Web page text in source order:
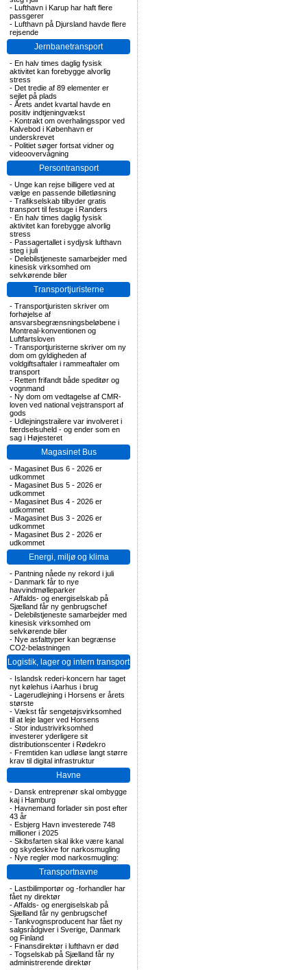
- Lufthavn i Karup har haft flere
passgerer
- Lufthavn på Djursland havde flere
rejsende
Jernbanetransport
- En halv times daglig fysisk
aktivitet kan forebygge alvorlig
stress
- Det tredie af 89 elementer er
sejlet på plads
- Årets andet kvartal havde en
positiv indtjeningvækst
- Kontrakt om overhalingsspor ved
Kalvebod i København er
underskrevet
- Politiet søger fortsat vidner og
videoovervågning
Persontransport
- Unge kan rejse billigere ved at
vælge en passende billetløsning
- Trafikselskab tilbyder gratis
transport til festuge i Randers
- En halv times daglig fysisk
aktivitet kan forebygge alvorlig
stress
- Passagertallet i sydjysk lufthavn
steg i juli
- Delebilstjeneste samarbejder med
kinesisk virksomhed om
selvkørende biler
Transportjuristerne
- Transportjuristen skriver om
forhøjelse af
ansvarsbegrænsningsbeløbene i
Montreal-konventionen og
Luftfartsloven
- Transportjuristerne skriver om ny
dom om gyldigheden af
voldgiftsaftaler i rammeaftaler om
transport
- Retten frifandt både speditør og
vognmand
- Ny dom om vedtagelse af CMR-
loven ved national vejstransport af
gods
- Udlejningstrailere var involveret i
færdselsuheld - og ender som en
sag i Højesteret
Magasinet Bus
- Magasinet Bus 6 - 2026 er
udkommet
- Magasinet Bus 5 - 2026 er
udkommet
- Magasinet Bus 4 - 2026 er
udkommet
- Magasinet Bus 3 - 2026 er
udkommet
- Magasinet Bus 2 - 2026 er
udkommet
Energi, miljø og klima
- Pantning nåede ny rekord i juli
- Danmark får to nye
havvindmølleparker
-Affalds- og energiselskab på
Sjælland får ny genbrugschef
- Delebilstjeneste samarbejder med
kinesisk virksomhed om
selvkørende biler
- Nye asfalttyper kan begrænse
CO2-belastningen
Logistik, lager og intern transport
- Islandsk rederi-koncern har taget
nyt kølehus i Aarhus i brug
- Lagerudlejning i Horsens er årets
største
- Vækst får sengetøjsvirksomhed
til at leje lager ved Horsens
- Stor industrivirksomhed
investerer yderligere sit
distributionscenter i Rødekro
- Fremtiden kan udløse langt større
krav til digital infrastruktur
Havne
- Dansk entreprenør skal ombygge
kaj i Hamburg
- Havnemand forlader sin post efter
43 år
- Esbjerg Havn investerede 748
millioner i 2025
- Skibsfarten skal ikke være kanal
og skydeskive for narkosmugling
- Nye regler mod narkosmugling:
Transportnavne
- Lastbilimportør og -forhandler har
fået ny direktør
-Affalds- og energiselskab på
Sjælland får ny genbrugschef
- Tankvognsproducent har fået ny
salgsrådgiver i Sverige, Danmark
og Finland
- Finansdirektør i lufthavn er død
- Togselskab på Sjælland får ny
administrerende direktør